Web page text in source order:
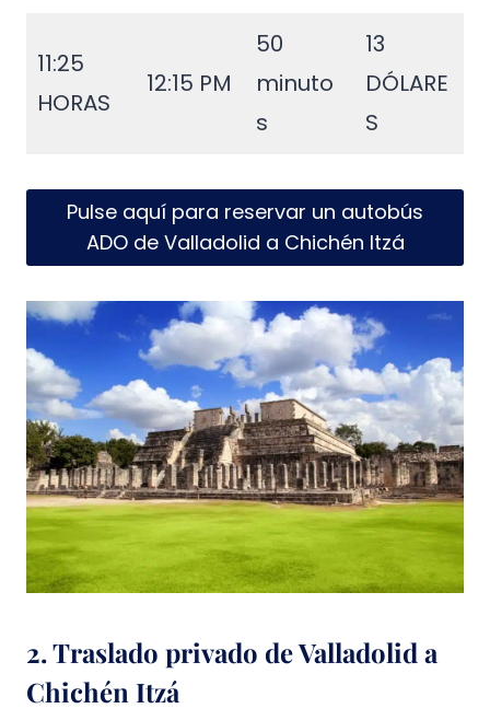
11:25
HORAS
12:15 PM
50
minuto
s
13
DÓLARE
S
Pulse aquí para reservar un autobús
ADO de Valladolid a Chichén Itzá
2. Traslado privado de Valladolid a
Chichén Itzá